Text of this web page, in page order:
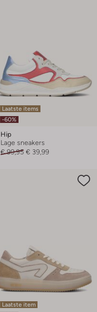
Laatste items
-60%
Hip
Lage sneakers
€ 99,95 € 39,99
Laatste item